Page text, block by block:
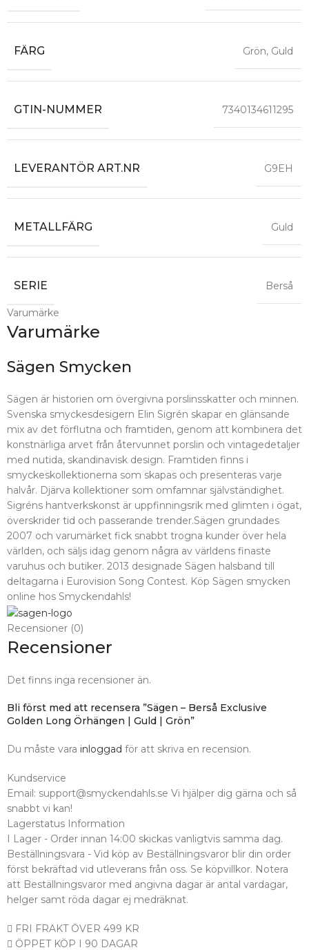
FÄRG Grön, Guld
GTIN-NUMMER 7340134611295
LEVERANTÖR ART.NR G9EH
METALLFÄRG Guld
SERIE Berså
Varumärke
Varumärke
Sägen Smycken
Sägen är historien om övergivna porslinsskatter och minnen.
Svenska smyckesdesigern Elin Sigrén skapar en glänsande
mix av det förflutna och framtiden, genom att kombinera det
konstnärliga arvet från återvunnet porslin och vintagedetaljer
med nutida, skandinavisk design. Framtiden finns i
smyckeskollektionerna som skapas och presenteras varje
halvår. Djärva kollektioner som omfamnar självständighet.
Sigréns hantverkskonst är uppfinningsrik med glimten i ögat,
överskrider tid och passerande trender.Sägen grundades
2007 och varumärket fick snabbt trogna kunder över hela
världen, och säljs idag genom några av världens finaste
varuhus och butiker. 2013 designade Sägen halsband till
deltagarna i Eurovision Song Contest. Köp Sägen smycken
online hos Smyckendahls!
Recensioner (0)
Recensioner
Det finns inga recensioner än.
Bli först med att recensera ”Sägen – Berså Exclusive
Golden Long Örhängen | Guld | Grön”
Du måste vara inloggad för att skriva en recension.
Kundservice
Email: support@smyckendahls.se Vi hjälper dig gärna och så
snabbt vi kan!
Lagerstatus Information
I Lager - Order innan 14:00 skickas vanligtvis samma dag.
Beställningsvara - Vid köp av Beställningsvaror blir din order
först bekräftad vid utleverans från oss. Se köpvillkor. Notera
att Beställningsvaror med angivna dagar är antal vardagar,
helger samt röda dagar ej medräknat.
FRI FRAKT ÖVER 499 KR
ÖPPET KÖP I 90 DAGAR